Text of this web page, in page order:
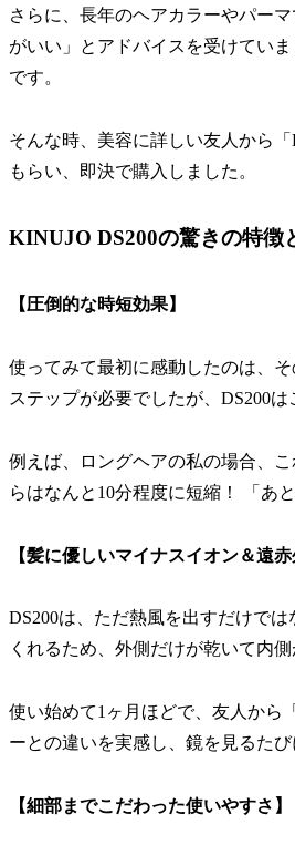
さらに、長年のヘアカラーやパー
がいい」とアドバイスを受けてい
です。
そんな時、美容に詳しい友人から
もらい、即決で購入しました。
KINUJO DS200の驚きの特徴
【圧倒的な時短効果】
使ってみて最初に感動したのは、
ステップが必要でしたが、DS200
例えば、ロングヘアの私の場合、
らはなんと10分程度に短縮！ 「あ
【髪に優しいマイナスイオン＆遠赤
DS200は、ただ熱風を出すだけで
くれるため、外側だけが乾いて内
使い始めて1ヶ月ほどで、友人から
ーとの違いを実感し、鏡を見るたび
【細部までこだわった使いやすさ】